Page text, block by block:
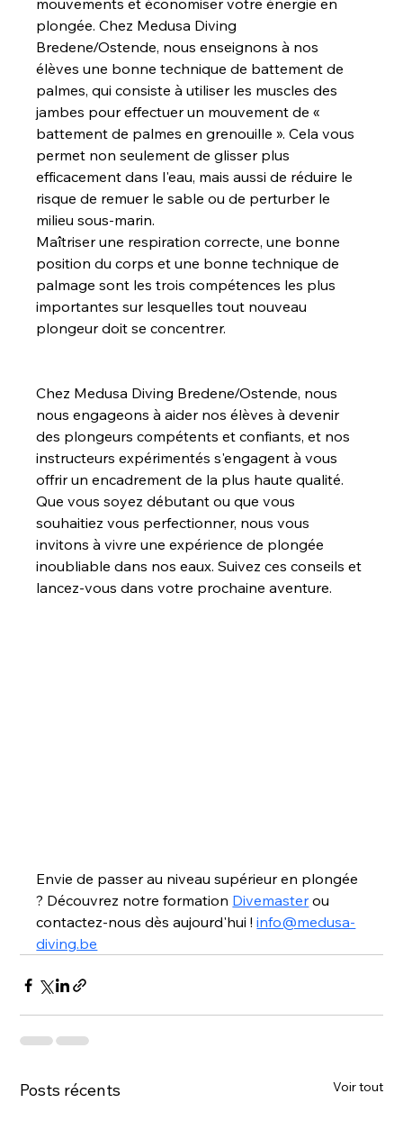
plongée. Chez Medusa Diving
Bredene/Ostende, nous enseignons à nos
élèves une bonne technique de battement de
palmes, qui consiste à utiliser les muscles des
jambes pour effectuer un mouvement de «
battement de palmes en grenouille ». Cela vous
permet non seulement de glisser plus
efficacement dans l'eau, mais aussi de réduire le
risque de remuer le sable ou de perturber le
milieu sous-marin.
Maîtriser une respiration correcte, une bonne
position du corps et une bonne technique de
palmage sont les trois compétences les plus
importantes sur lesquelles tout nouveau
plongeur doit se concentrer.
Chez Medusa Diving Bredene/Ostende, nous
nous engageons à aider nos élèves à devenir
des plongeurs compétents et confiants, et nos
instructeurs expérimentés s'engagent à vous
offrir un encadrement de la plus haute qualité.
Que vous soyez débutant ou que vous
souhaitiez vous perfectionner, nous vous
invitons à vivre une expérience de plongée
inoubliable dans nos eaux. Suivez ces conseils et
lancez-vous dans votre prochaine aventure.
Envie de passer au niveau supérieur en plongée
? Découvrez notre formation Divemaster ou
contactez-nous dès aujourd'hui ! info@medusa-
diving.be
Posts récents Voir tout